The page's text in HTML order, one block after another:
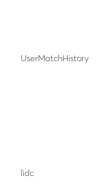
UserMatchHistory
lidc